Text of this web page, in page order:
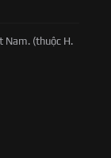
Nam. (thuộc H.